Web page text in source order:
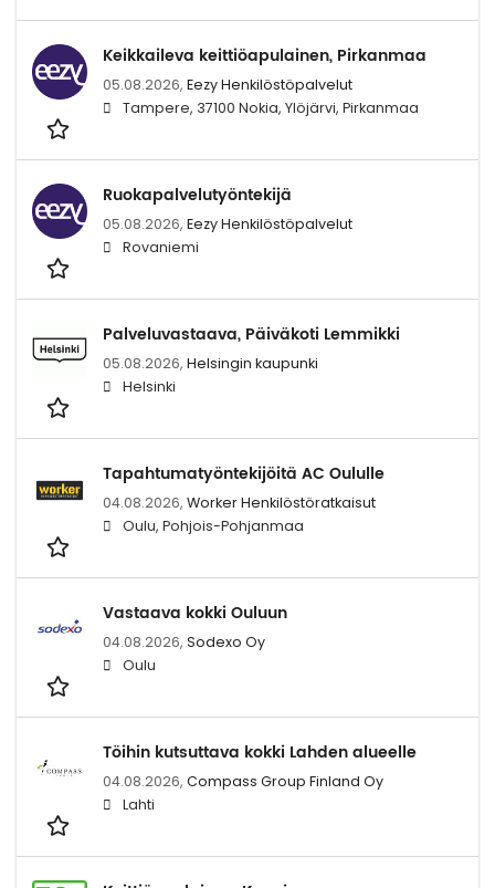
Keikkaileva keittiöapulainen, Pirkanmaa
05.08.2026, Eezy Henkilöstöpalvelut
Tampere, 37100 Nokia, Ylöjärvi, Pirkanmaa
Ruokapalvelutyöntekijä
05.08.2026, Eezy Henkilöstöpalvelut
Rovaniemi
Palveluvastaava, Päiväkoti Lemmikki
05.08.2026, Helsingin kaupunki
Helsinki
Tapahtumatyöntekijöitä AC Oululle
04.08.2026, Worker Henkilöstöratkaisut
Oulu, Pohjois-Pohjanmaa
Vastaava kokki Ouluun
04.08.2026, Sodexo Oy
Oulu
Töihin kutsuttava kokki Lahden alueelle
04.08.2026, Compass Group Finland Oy
Lahti